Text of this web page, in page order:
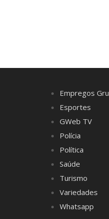
Empregos Gru
Esportes
GWeb TV
Polícia
Política
Saúde
Turismo
Variedades
Whatsapp